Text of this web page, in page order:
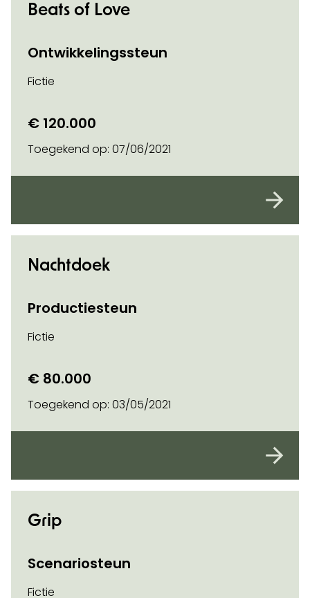
Beats of Love
Ontwikkelingssteun
Fictie
€ 120.000
Toegekend op: 07/06/2021
Nachtdoek
Productiesteun
Fictie
€ 80.000
Toegekend op: 03/05/2021
Grip
Scenariosteun
Fictie